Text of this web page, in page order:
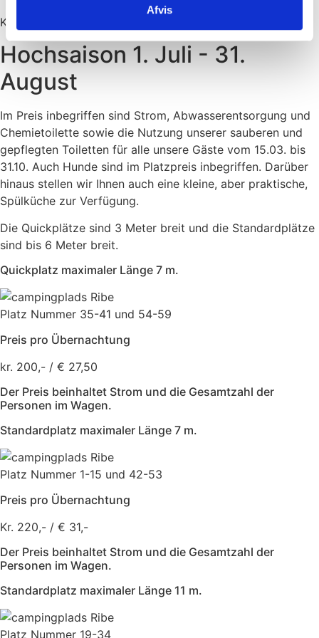
Afvis
Kr. 40,- / € 6,-
Hochsaison 1. Juli - 31.
August
Im Preis inbegriffen sind Strom, Abwasserentsorgung und
Chemietoilette sowie die Nutzung unserer sauberen und
gepflegten Toiletten für alle unsere Gäste vom 15.03. bis
31.10. Auch Hunde sind im Platzpreis inbegriffen. Darüber
hinaus stellen wir Ihnen auch eine kleine, aber praktische,
Spülküche zur Verfügung.
Die Quickplätze sind 3 Meter breit und die Standardplätze
sind bis 6 Meter breit.
Quickplatz maximaler Länge 7 m.
Platz Nummer 35-41 und 54-59
Preis pro Übernachtung
kr. 200,- / € 27,50
Der Preis beinhaltet Strom und die Gesamtzahl der
Personen im Wagen.
Standardplatz maximaler Länge 7 m.
Platz Nummer 1-15 und 42-53
Preis pro Übernachtung
Kr. 220,- / € 31,-
Der Preis beinhaltet Strom und die Gesamtzahl der
Personen im Wagen.
Standardplatz maximaler Länge 11 m.
Platz Nummer 19-34